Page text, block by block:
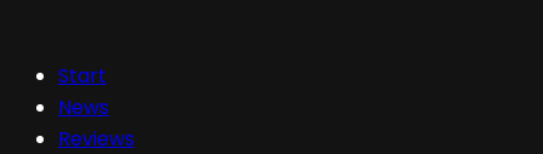
Start
News
Reviews